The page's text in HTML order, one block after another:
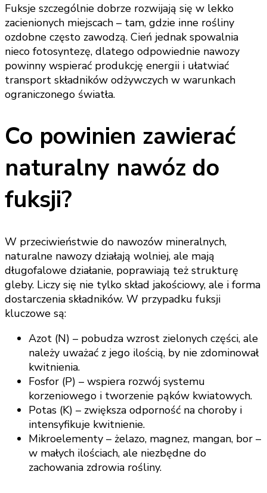
Fuksje szczególnie dobrze rozwijają się w lekko
zacienionych miejscach – tam, gdzie inne rośliny
ozdobne często zawodzą. Cień jednak spowalnia
nieco fotosyntezę, dlatego odpowiednie nawozy
powinny wspierać produkcję energii i ułatwiać
transport składników odżywczych w warunkach
ograniczonego światła.
Co powinien zawierać
naturalny nawóz do
fuksji?
W przeciwieństwie do nawozów mineralnych,
naturalne nawozy działają wolniej, ale mają
długofalowe działanie, poprawiają też strukturę
gleby. Liczy się nie tylko skład jakościowy, ale i forma
dostarczenia składników. W przypadku fuksji
kluczowe są:
Azot (N) – pobudza wzrost zielonych części, ale
należy uważać z jego ilością, by nie zdominował
kwitnienia.
Fosfor (P) – wspiera rozwój systemu
korzeniowego i tworzenie pąków kwiatowych.
Potas (K) – zwiększa odporność na choroby i
intensyfikuje kwitnienie.
Mikroelementy – żelazo, magnez, mangan, bor –
w małych ilościach, ale niezbędne do
zachowania zdrowia rośliny.